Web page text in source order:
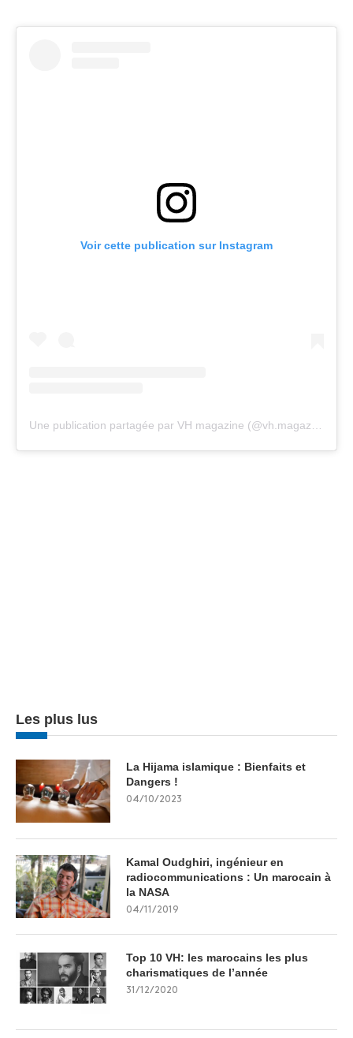
Voir cette publication sur Instagram
Une publication partagée par VH magazine (@vh.magazine)
Les plus lus
La Hijama islamique : Bienfaits et
Dangers !
04/10/2023
Kamal Oudghiri, ingénieur en
radiocommunications : Un marocain à
la NASA
04/11/2019
Top 10 VH: les marocains les plus
charismatiques de l’année
31/12/2020